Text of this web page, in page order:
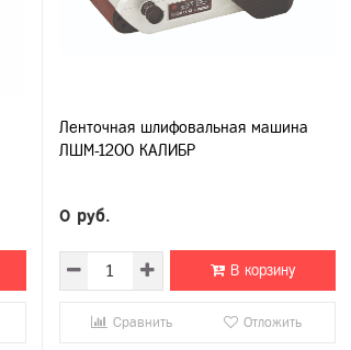
Ленточная шлифовальная машина
ЛШМ-1200 КАЛИБР
0 руб.
В корзину
Сравнить Отложить